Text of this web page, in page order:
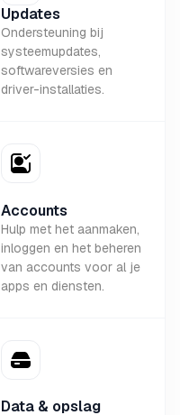
Updates
Ondersteuning bij
systeemupdates,
softwareversies en
driver-installaties.
Accounts
Hulp met het aanmaken,
inloggen en het beheren
van accounts voor al je
apps en diensten.
Data & opslag